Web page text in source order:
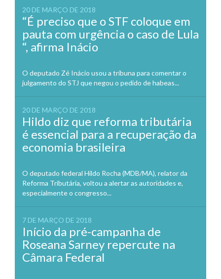
20 DE MARÇO DE 2018
“É preciso que o STF coloque em
pauta com urgência o caso de Lula
“, afirma Inácio
O deputado Zé Inácio usou a tribuna para comentar o
julgamento do STJ que negou o pedido de habeas...
20 DE MARÇO DE 2018
Hildo diz que reforma tributária
é essencial para a recuperação da
economia brasileira
O deputado federal Hildo Rocha (MDB/MA), relator da
Reforma Tributária, voltou a alertar as autoridades e,
especialmente o congresso...
7 DE MARÇO DE 2018
Início da pré-campanha de
Roseana Sarney repercute na
Câmara Federal